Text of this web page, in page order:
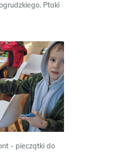
Ptaki
- pieczątki do